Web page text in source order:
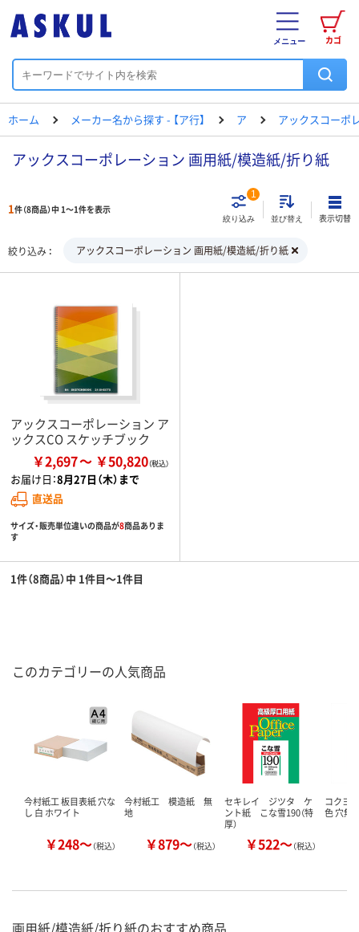
カゴ
メニュー
ホーム メーカー名から探す - 【ア行】 ア アックスコーポ
アックスコーポレーション 画用紙/模造紙/折り紙
1件（8商品）中 1～1件を表示
絞り込み
1
並び替え 表示切替
絞り込み アックスコーポレーション 画用紙/模造紙/折り紙
アックスコーポレーション ア
ックスCO スケッチブック
￥2,697 ￥50,820
お届け日：8月27日（木）まで
直送品
サイズ・販売単位違いの商品が8商品ありま
す
1件（8商品）中 1件目～1件目
このカテゴリーの人気商品
今村紙工 板目表紙 穴な
し 白 ホワイト
￥248～（税込）
今村紙工 模造紙 無
地
￥879～（税込）
セキレイ ジツタ ケ
ント紙 こな雪190（特
厚）
￥522～（税込）
コクヨ
色 穴無
画用紙/模造紙/折り紙のおすすめ商品